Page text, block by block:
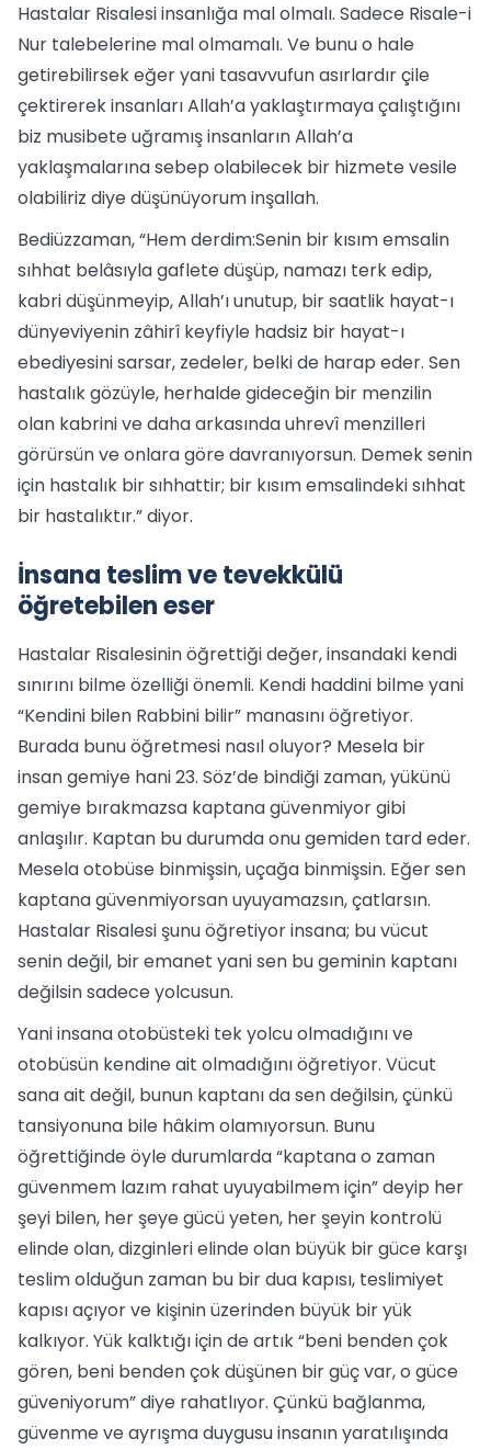
Hastalar Risalesi insanlığa mal olmalı. Sadece Risale-i
Nur talebelerine mal olmamalı. Ve bunu o hale
getirebilirsek eğer yani tasavvufun asırlardır çile
çektirerek insanları Allah’a yaklaştırmaya çalıştığını
biz musibete uğramış insanların Allah’a
yaklaşmalarına sebep olabilecek bir hizmete vesile
olabiliriz diye düşünüyorum inşallah.
Bediüzzaman, “Hem derdim:Senin bir kısım emsalin
sıhhat belâsıyla gaflete düşüp, namazı terk edip,
kabri düşünmeyip, Allah’ı unutup, bir saatlik hayat-ı
dünyeviyenin zâhirî keyfiyle hadsiz bir hayat-ı
ebediyesini sarsar, zedeler, belki de harap eder. Sen
hastalık gözüyle, herhalde gideceğin bir menzilin
olan kabrini ve daha arkasında uhrevî menzilleri
görürsün ve onlara göre davranıyorsun. Demek senin
için hastalık bir sıhhattir; bir kısım emsalindeki sıhhat
bir hastalıktır.” diyor.
İnsana teslim ve tevekkülü
öğretebilen eser
Hastalar Risalesinin öğrettiği değer, insandaki kendi
sınırını bilme özelliği önemli. Kendi haddini bilme yani
“Kendini bilen Rabbini bilir” manasını öğretiyor.
Burada bunu öğretmesi nasıl oluyor? Mesela bir
insan gemiye hani 23. Söz’de bindiği zaman, yükünü
gemiye bırakmazsa kaptana güvenmiyor gibi
anlaşılır. Kaptan bu durumda onu gemiden tard eder.
Mesela otobüse binmişsin, uçağa binmişsin. Eğer sen
kaptana güvenmiyorsan uyuyamazsın, çatlarsın.
Hastalar Risalesi şunu öğretiyor insana; bu vücut
senin değil, bir emanet yani sen bu geminin kaptanı
değilsin sadece yolcusun.
Yani insana otobüsteki tek yolcu olmadığını ve
otobüsün kendine ait olmadığını öğretiyor. Vücut
sana ait değil, bunun kaptanı da sen değilsin, çünkü
tansiyonuna bile hâkim olamıyorsun. Bunu
öğrettiğinde öyle durumlarda “kaptana o zaman
güvenmem lazım rahat uyuyabilmem için” deyip her
şeyi bilen, her şeye gücü yeten, her şeyin kontrolü
elinde olan, dizginleri elinde olan büyük bir güce karşı
teslim olduğun zaman bu bir dua kapısı, teslimiyet
kapısı açıyor ve kişinin üzerinden büyük bir yük
kalkıyor. Yük kalktığı için de artık “beni benden çok
gören, beni benden çok düşünen bir güç var, o güce
güveniyorum” diye rahatlıyor. Çünkü bağlanma,
güvenme ve ayrışma duygusu insanın yaratılışında